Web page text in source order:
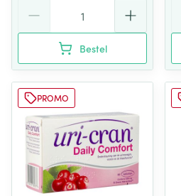
Bestel
PROMO